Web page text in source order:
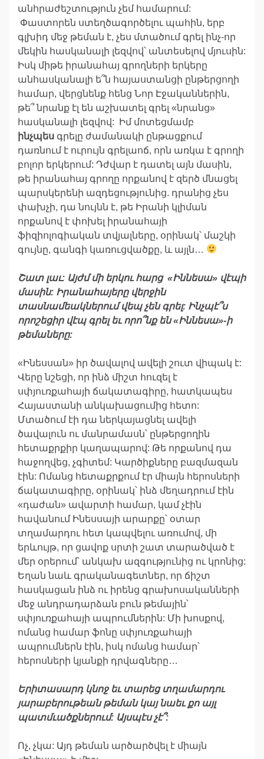
անհրաժեշտություն չեմ համարում:
Փաստորեն ստեղծագործելու պահին, երբ
գլխիդ մեջ թեման է, չես մտածում գրել ինչ-որ
մեկին հասկանալի լեզվով՝ անտեսելով մյուսին:
Իսկ միթե իրանահայ գրողների երկերը
անհասկանալի ե՞ն հայաստանցի ընթերցողի
համար, վերցնենք հենց Նոր Էջականներին,
թե՞ նրանք էլ են աշխատել գրել «նրանց»
հասկանալի լեզվով: Իմ մոտեցմամբ
ինչպես գրելը ժամանակի ընթացքում
դառնում է ուրույն գրելաոճ, որն առկա է գրողի
բոլոր երկերում: Դժվար է դատել այն մասին,
թե իրանահայ գրողը որքանով է զերծ մնացել
պարսկերենի ազդեցությունից. դրանից չես
փախչի, դա նույնն է, թե Իրանի կլիման
որքանով է փոխել իրանահայի
ֆիզիոլոգիական տվյալները, օրինակ՝ մաշկի
գույնը, գանգի կառուցվածքը, և այլն…
Շատ լաւ: Այժմ մի երկու հարց «Իննեսա» վէպի
մասին: Իրանահայերը վերջին
տասնամեակներում վեպ չեն գրել: Ինչպէ՞ս
որոշեցիր վէպ գրել եւ որո՞նք են«Իննեսա»-ի
թեմաները:
«Ինեսսան» իր ծավալով ավելի շուտ վիպակ է:
Վերը նշեցի, որ ինձ միշտ հուզել է
սփյուռքահայի ճակատագիրը, հատկապես
Հայաստանի անկախացումից հետո:
Մտածում էի դա ներկայացնել ավելի
ծավալուն ու մանրամասն՝ ընթերցողին
հետաքրքիր կաղապարով: Թե որքանով դա
հաջողվեց, չգիտեմ: Կարծիքները բազմազան
էին: Ոմանց հետաքրքում էր միայն հերոսների
ճակատագիրը, օրինակ՝ ինձ մեղադրում էին
«դաժան» ավարտի համար, կամ չէին
հավանում Ինեսսայի արարքը՝ օտար
տղամարդու հետ կապվելու առումով, մի
երևույթ, որ ցավոք սրտի շատ տարածված է
մեր օրերում՝ անկախ ազգությունից ու կրոնից:
Եղան նաև գրականագետներ, որ ճիշտ
հասկացան ինձ ու իրենց գրախոսականների
մեջ անդրադարձան բուն թեմային՝
սփյուռքահայի ապրումներին: Մի խոսքով,
ոմանց համար ֆոնը սփյուռքահայի
ապրումներն էին, իսկ ոմանց համար՝
հերոսների կյանքի դրվագները…
Երիտասարդ կնոջ եւ տարեց տղամարդու
յարաբերութեանթեման կայ նաեւ քո այլ
պատմւածքներում: Այսպէսչէ՞:
Ոչ, չկա: Այդ թեման արծարծվել է միայն